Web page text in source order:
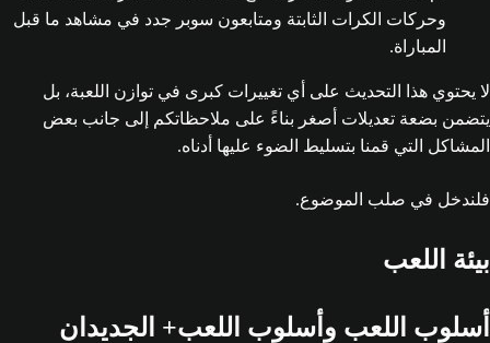
وحركات الكرات الثابتة ومتابعون سوبر جدد في مشاهد ما قبل
المباراة.
لا يحتوي هذا التحديث على أي تغييرات كبرى في توازن اللعبة، بل
يتضمن بضعة تعديلات أصغر بناءً على ملاحظاتكم إلى جانب بعض
المشاكل التي قمنا بتسليط الضوء عليها أدناه.
فلندخل في صلب الموضوع.
بيئة اللعب
أسلوب اللعب وأسلوب اللعب+ الجديدان